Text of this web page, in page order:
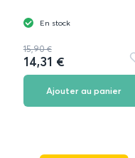
En stock
15,90 €
14,31 €
Ajouter au panier